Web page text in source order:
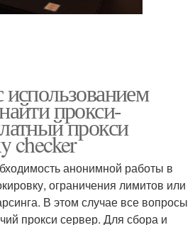
использованием
прокси-
прокси
checker
анонимной работы в
ограничения лимитов или
В этом случае все вопросы
прокси сервер. Для сбора и